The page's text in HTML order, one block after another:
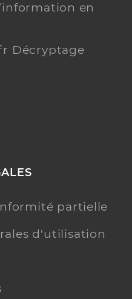
en
Décryptage
partielle
d'utilisation